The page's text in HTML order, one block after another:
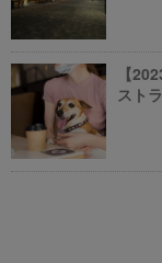
【
スト